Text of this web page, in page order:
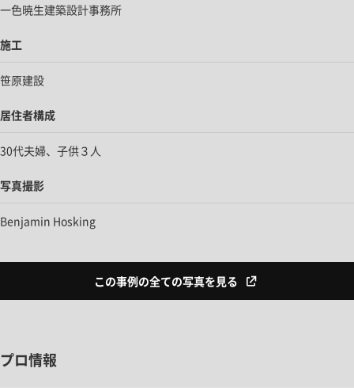
一色暁生建築設計事務所
施工
笹原建設
居住者構成
30代夫婦、子供３人
写真撮影
Benjamin Hosking
この事例の全ての写真を見る
プロ情報